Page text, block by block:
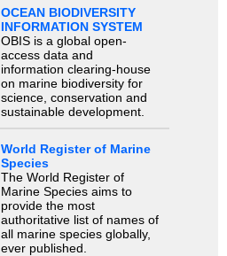
OCEAN BIODIVERSITY
INFORMATION SYSTEM
OBIS is a global open-
access data and
information clearing-house
on marine biodiversity for
science, conservation and
sustainable development.
World Register of Marine
Species
The World Register of
Marine Species aims to
provide the most
authoritative list of names of
all marine species globally,
ever published.